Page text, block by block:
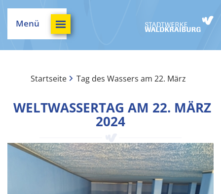
Menü
Startseite Tag des Wassers am 22. März
WELTWASSERTAG AM 22. MÄRZ
2024